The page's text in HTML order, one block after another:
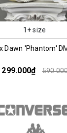
1+ size
Dawn 'Phantom'
299.000₫